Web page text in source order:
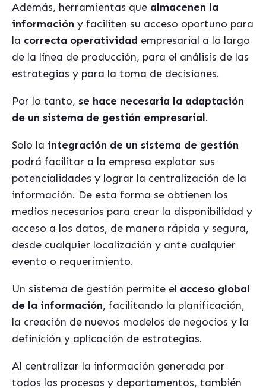
Además, herramientas que almacenen la
información y faciliten su acceso oportuno para
la correcta operatividad empresarial a lo largo
de la línea de producción, para el análisis de las
estrategias y para la toma de decisiones.
Por lo tanto, se hace necesaria la adaptación
de un sistema de gestión empresarial.
Solo la integración de un sistema de gestión
podrá facilitar a la empresa explotar sus
potencialidades y lograr la centralización de la
información. De esta forma se obtienen los
medios necesarios para crear la disponibilidad y
acceso a los datos, de manera rápida y segura,
desde cualquier localización y ante cualquier
evento o requerimiento.
Un sistema de gestión permite el acceso global
de la información, facilitando la planificación,
la creación de nuevos modelos de negocios y la
definición y aplicación de estrategias.
Al centralizar la información generada por
todos los procesos y departamentos, también